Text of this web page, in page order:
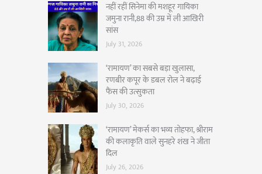
नहीं रहीं सिनेमा की मशहूर गायिका
जमुना रानी,88 की उम्र में ली आखिरी
सांस
July 31, 2026
‘रामायण’ का सबसे बड़ा खुलासा,
रणबीर कपूर के डबल रोल ने बढ़ाई
फैंस की उत्सुकता
July 30, 2026
‘रामायण’ मेकर्स का भव्य तोहफा, श्रीराम
की कलाकृति वाले सुनहरे शंख ने जीता
दिल
July 26, 2026